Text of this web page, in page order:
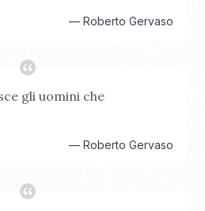
— Roberto Gervaso
gli uomini che
— Roberto Gervaso